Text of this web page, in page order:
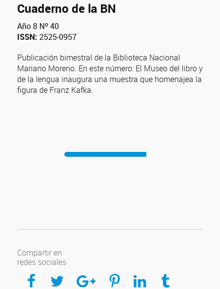
Cuaderno de la BN
Año 8 Nº 40
ISSN: 2525-0957
Publicación bimestral de la Biblioteca Nacional
Mariano Moreno. En este número: El Museo del libro y
de la lengua inaugura una muestra que homenajea la
figura de Franz Kafka.
Compartir en
redes sociales
Compartir en Facebook Compartir en Twitter Compartir en Google Plus Compartir en Pinterest Compartir en Linkedin Compartir en Tumblr